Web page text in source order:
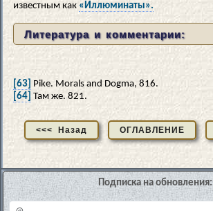
известным как«Иллюминаты».
Литература и комментарии:
[63] Pike. Morals and Dogma, 816.
[64] Там же. 821.
<<< Назад ОГЛАВЛЕНИЕ
Подписка на обновления: